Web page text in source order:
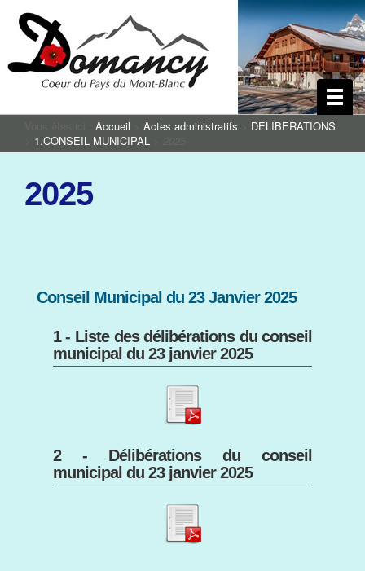
Accueil Actes administratifs
DELIBERATIONS
1.CONSEIL MUNICIPAL
2025
Conseil Municipal du 23 Janvier 2025
1 - Liste des délibérations du conseil
municipal du 23 janvier 2025
2 - Délibérations du conseil
municipal du 23 janvier 2025